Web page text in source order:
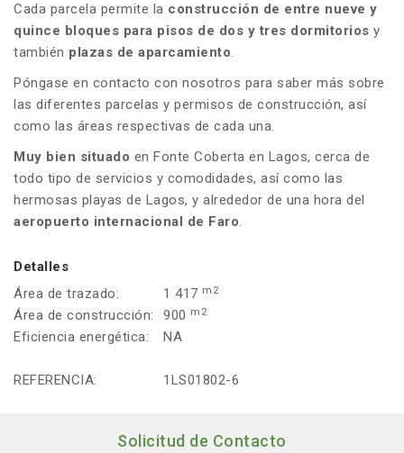
Cada parcela permite la construcción de entre nueve y
quince bloques para pisos de dos y tres dormitorios y
también plazas de aparcamiento.
Póngase en contacto con nosotros para saber más sobre
las diferentes parcelas y permisos de construcción, así
como las áreas respectivas de cada una.
Muy bien situado en Fonte Coberta en Lagos, cerca de
todo tipo de servicios y comodidades, así como las
hermosas playas de Lagos, y alrededor de una hora del
aeropuerto internacional de Faro.
Detalles
Área de trazado:
1 417 m2
Área de construcción: 900 m2
Eficiencia energética: NA
REFERENCIA: 1LS01802-6
Solicitud de Contacto